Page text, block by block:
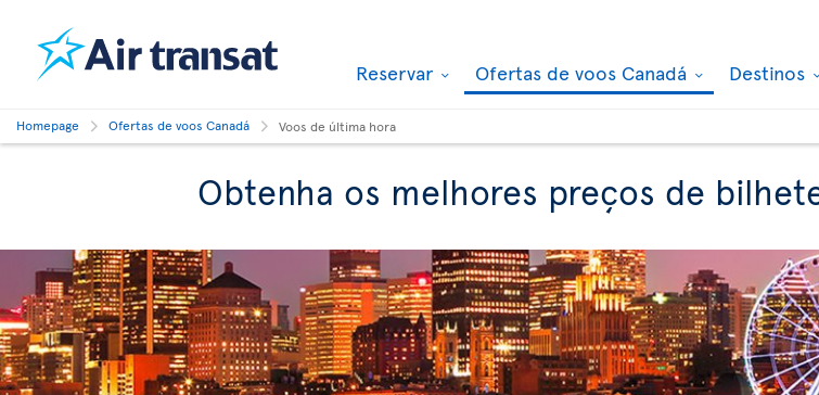
Reservar Ofertas de voos Canadá Destinos
Homepage Ofertas de voos Canadá Voos de última hora
Obtenha os melhores preços de